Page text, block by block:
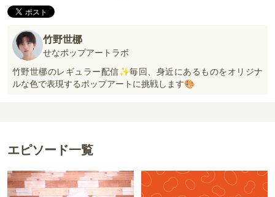
竹野世梛
せなポップアートラボ
竹野世梛のレギュラー配信✨毎回、身近にあるものをオリジナ
ルな色で表現するポップアートに挑戦します🎨
エピソード一覧